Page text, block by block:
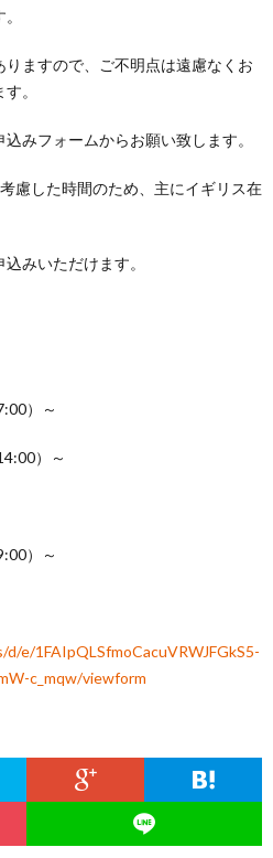
ますので、ご不明点は遠慮なくお
。
みフォームからお願い致します。
慮した時間のため、主にイギリス在
みいただけます。
）～
）～
）～
e/1FAIpQLSfmoCacuVRWJFGkS5-
c_mqw/viewform